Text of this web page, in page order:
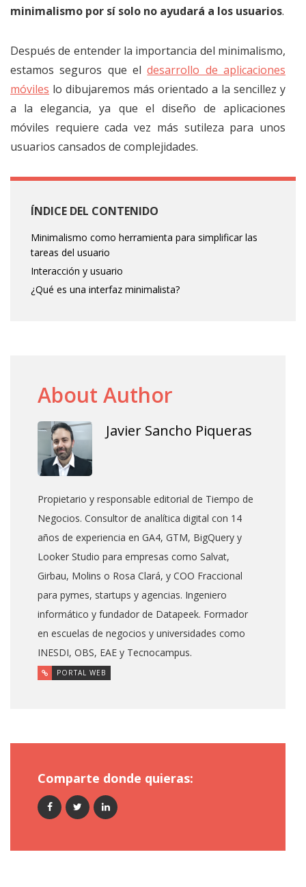
minimalismo por sí solo no ayudará a los usuarios.
Después de entender la importancia del minimalismo,
estamos seguros que eldesarrollo de aplicaciones
móviles lo dibujaremos más orientado a la sencillez y
a la elegancia, ya que el diseño de aplicaciones
móviles requiere cada vez más sutileza para unos
usuarios cansados de complejidades.
ÍNDICE DEL CONTENIDO
Minimalismo como herramienta para simplificar las
tareas del usuario
Interacción y usuario
¿Qué es una interfaz minimalista?
About Author
Javier Sancho Piqueras
Propietario y responsable editorial de Tiempo de
Negocios. Consultor de analítica digital con 14
años de experiencia en GA4, GTM, BigQuery y
Looker Studio para empresas como Salvat,
Girbau, Molins o Rosa Clará, y COO Fraccional
para pymes, startups y agencias. Ingeniero
informático y fundador de Datapeek. Formador
en escuelas de negocios y universidades como
INESDI, OBS, EAE y Tecnocampus.
PORTAL WEB
Comparte donde quieras: